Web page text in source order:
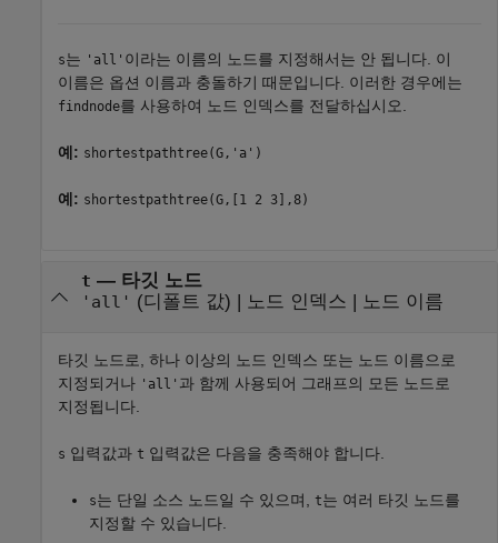
s는 'all' 이라는 이름의 노드를 지정해서는 안 됩니다. 이
이름은 옵션 이름과 충돌하기 때문입니다. 이러한 경우에는
findnode를 사용하여 노드 인덱스를 전달하십시오.
예: shortestpathtree(G,'a')
예: shortestpathtree(G,[1 2 3],8)
t — 타깃 노드
'all' (디폴트 값) | 노드 인덱스 | 노드 이름
타깃 노드로, 하나 이상의 노드 인덱스 또는 노드 이름으로
지정되거나 'all' 과 함께 사용되어 그래프의 모든 노드로
지정됩니다.
s 입력값과 t 입력값은 다음을 충족해야 합니다.
s는 단일 소스 노드일 수 있으며, t는 여러 타깃 노드를
지정할 수 있습니다.